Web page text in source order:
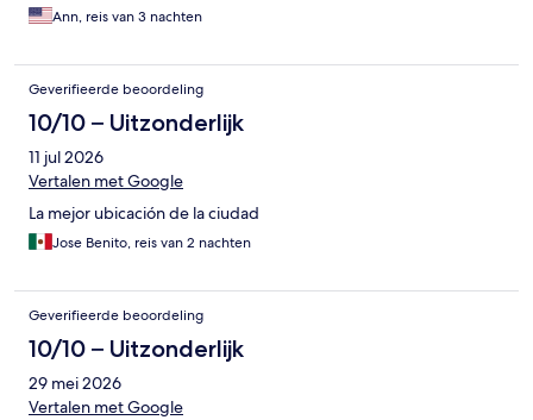
Ann, reis van 3 nachten
Geverifieerde beoordeling
10/10 – Uitzonderlijk
11 jul 2026
Vertalen met Google
La mejor ubicación de la ciudad
Jose Benito, reis van 2 nachten
Geverifieerde beoordeling
10/10 – Uitzonderlijk
29 mei 2026
Vertalen met Google